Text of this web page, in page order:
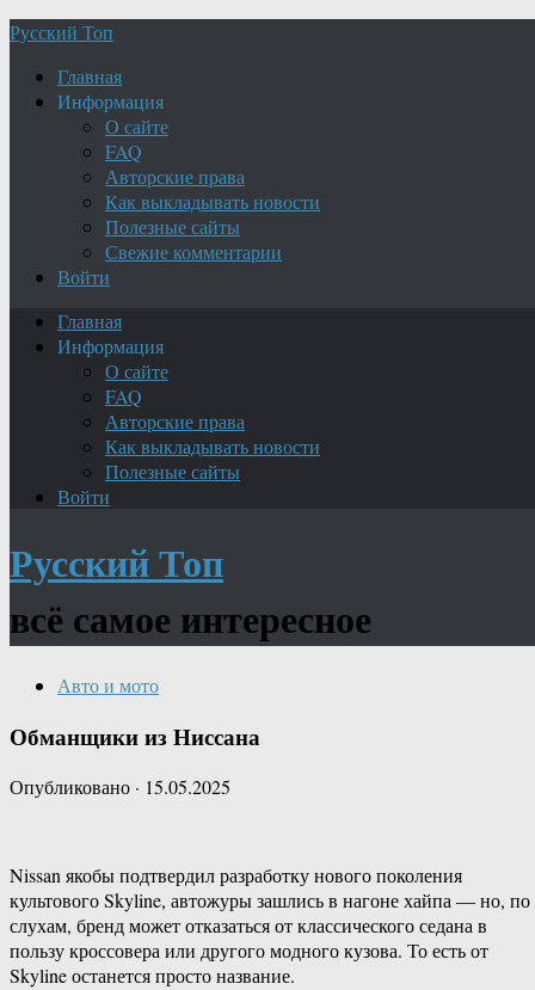
Русский Топ
Главная
Информация
О сайте
FAQ
Авторские права
Как выкладывать новости
Полезные сайты
Свежие комментарии
Войти
Главная
Информация
О сайте
FAQ
Авторские права
Как выкладывать новости
Полезные сайты
Войти
Русский Топ
всё самое интересное
Авто и мото
Обманщики из Ниссана
Опубликовано · 15.05.2025
Nissan якобы подтвердил разработку нового поколения
культового Skyline, автожуры зашлись в нагоне хайпа — но, по
слухам, бренд может отказаться от классического седана в
пользу кроссовера или другого модного кузова. То есть от
Skyline останется просто название.